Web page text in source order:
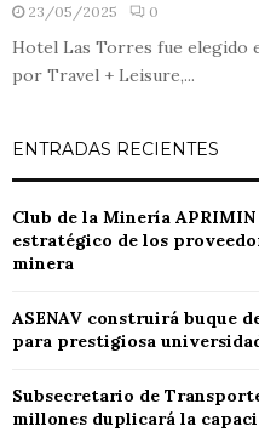
23/05/2025 0
Hotel Las Torres fue elegido
por Travel + Leisure,...
ENTRADAS RECIENTES
Club de la Minería
estratégico de los
minera
ASENAV construirá buque
para prestigiosa
Subsecretario de
millones duplicará la